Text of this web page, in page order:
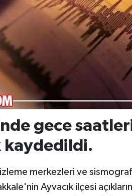
gece
kaydedildi.
merkezleri ve
Ayvacık ilçesi